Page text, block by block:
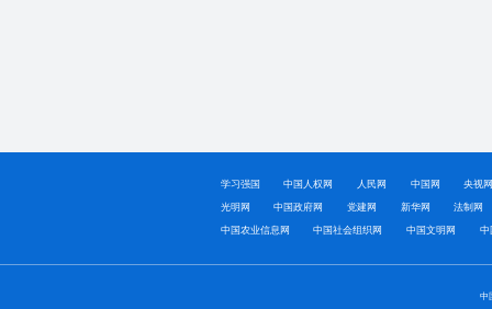
学习强国 中国人权网 人民网 中国网 央视
光明网 中国政府网 党建网 新华网 法制网
中国农业信息网 中国社会组织网 中国文明网 中
中